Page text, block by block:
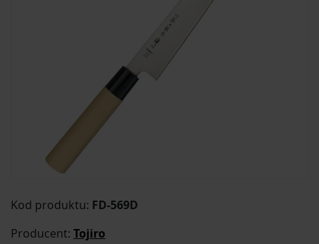
Kod produktu: FD-569D
Producent: Tojiro